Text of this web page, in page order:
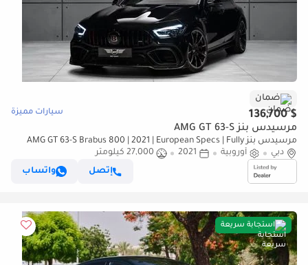
ضمان
$ 136,700 سيارات مميزة
مرسيدس بنز AMG GT 63-S
مرسيدس بنز AMG GT 63-S Brabus 800 | 2021 | European Specs | Fully
Loaded | Warranty Available
دبي أوروبية 2021
27,000 كيلومتر
إتصل
واتساب
استجابة سريعة